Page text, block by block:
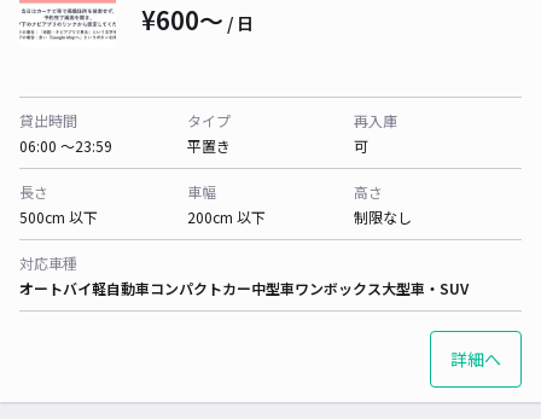
¥600〜 / 日
貸出時間
06:00 〜23:59
タイプ
平置き
再入庫
可
長さ
500cm 以下
車幅
200cm 以下
高さ
制限なし
対応車種
オートバイ軽自動車コンパクトカー中型車ワンボックス大型車・SUV
詳細へ